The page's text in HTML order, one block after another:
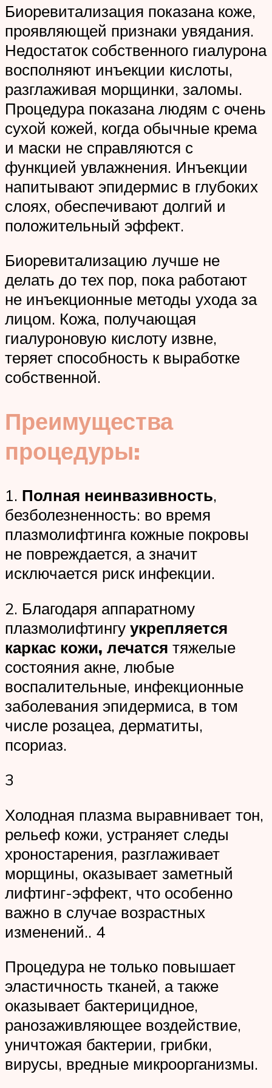
Биоревитализация показана коже,
проявляющей признаки увядания.
Недостаток собственного гиалурона
восполняют инъекции кислоты,
разглаживая морщинки, заломы.
Процедура показана людям с очень
сухой кожей, когда обычные крема
и маски не справляются с
функцией увлажнения. Инъекции
напитывают эпидермис в глубоких
слоях, обеспечивают долгий и
положительный эффект.
Биоревитализацию лучше не
делать до тех пор, пока работают
не инъекционные методы ухода за
лицом. Кожа, получающая
гиалуроновую кислоту извне,
теряет способность к выработке
собственной.
Преимущества
процедуры:
1. Полная неинвазивность,
безболезненность: во время
плазмолифтинга кожные покровы
не повреждается, а значит
исключается риск инфекции.
2. Благодаря аппаратному
плазмолифтингу укрепляется
каркас кожи, лечатся тяжелые
состояния акне, любые
воспалительные, инфекционные
заболевания эпидермиса, в том
числе розацеа, дерматиты,
псориаз.
3
Холодная плазма выравнивает тон,
рельеф кожи, устраняет следы
хроностарения, разглаживает
морщины, оказывает заметный
лифтинг-эффект, что особенно
важно в случае возрастных
изменений.. 4
Процедура не только повышает
эластичность тканей, а также
оказывает бактерицидное,
ранозаживляющее воздействие,
уничтожая бактерии, грибки,
вирусы, вредные микроорганизмы.